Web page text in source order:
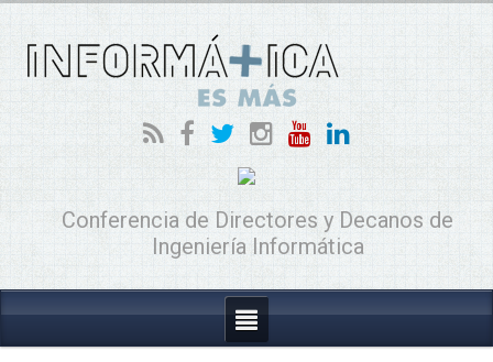
Conferencia de Directores y Decanos de
Ingeniería Informática